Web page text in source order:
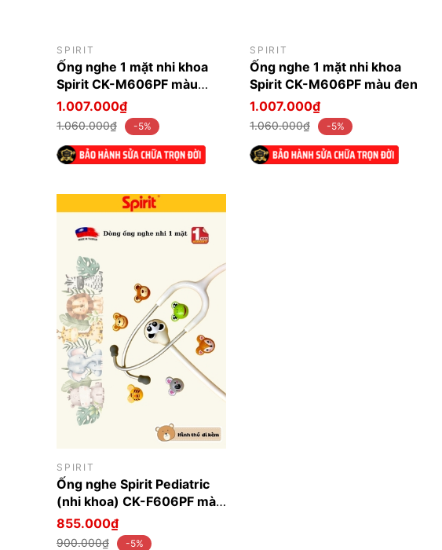
SPIRIT
Ống nghe 1 mặt nhi khoa
Spirit CK-M606PF màu
xanh Navy
1.007.000₫
1.060.000₫ -5%
SPIRIT
Ống nghe 1 mặt nhi khoa
Spirit CK-M606PF màu đen
1.007.000₫
1.060.000₫ -5%
SPIRIT
Ống nghe Spirit Pediatric
(nhi khoa) CK-F606PF màu
trắng
855.000₫
900.000₫ -5%